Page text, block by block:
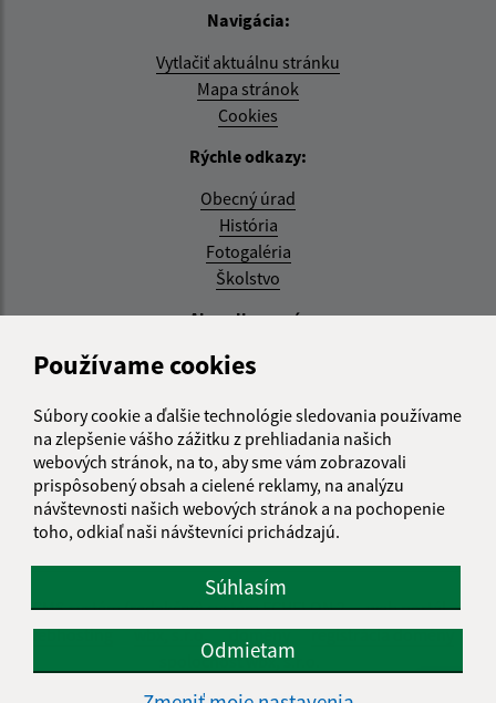
Používame cookies
Súbory cookie a ďalšie technológie sledovania používame
na zlepšenie vášho zážitku z prehliadania našich
webových stránok, na to, aby sme vám zobrazovali
prispôsobený obsah a cielené reklamy, na analýzu
návštevnosti našich webových stránok a na pochopenie
toho, odkiaľ naši návštevníci prichádzajú.
Súhlasím
Odmietam
Navigácia:
Vytlačiť aktuálnu stránku
Mapa stránok
Cookies
Rýchle odkazy:
Obecný úrad
História
Fotogaléria
Školstvo
Aktualizované:
04.08.2026 11:27 hod.
RSS
Správca obsahu:
Správca obsahu je Obec Zemplínska Teplica.
Vytvorené v súlade sJednotným dizajn manuálom
elektronických služieb.
CMS systém (redakčný) systém ECHELON 2
web portál
webhosting
wbx, s.r.o. domény
registrácia domény
spoločnosť wbx, s.r.o.